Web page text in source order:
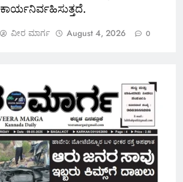
ಕಾರ್ಯನಿರ್ವಹಿಸುತ್ತದೆ.
ವೀರ ಮಾರ್ಗ August 4, 2026 0